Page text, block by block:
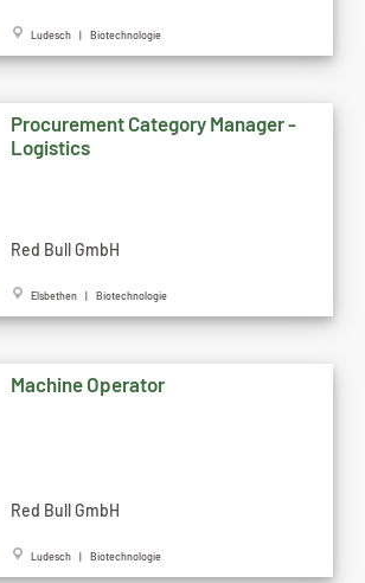
Ludesch | Biotechnologie
Procurement Category Manager -
Logistics
Red Bull GmbH
Elsbethen | Biotechnologie
Machine Operator
Red Bull GmbH
Ludesch | Biotechnologie